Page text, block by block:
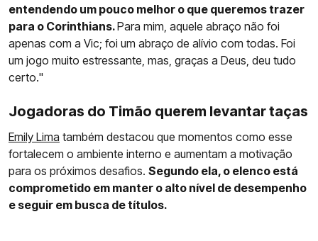
entendendo um pouco melhor o que queremos trazer
para o Corinthians.Para mim, aquele abraço não foi
apenas com a Vic; foi um abraço de alívio com todas. Foi
um jogo muito estressante, mas, graças a Deus, deu tudo
certo."
Jogadoras do Timão querem levantar taças
Emily Lima também destacou que momentos como esse
fortalecem o ambiente interno e aumentam a motivação
para os próximos desafios. Segundo ela, o elenco está
comprometido em manter o alto nível de desempenho
e seguir em busca de títulos.